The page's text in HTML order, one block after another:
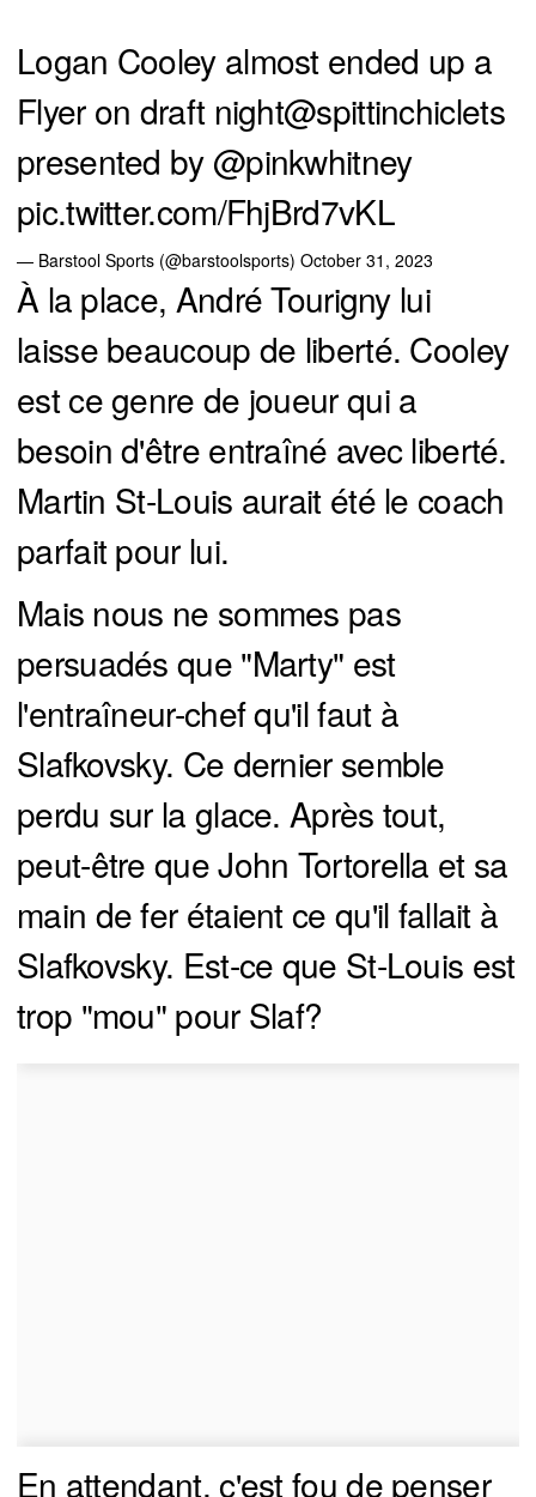
Logan Cooley almost ended up a
Flyer on draft night@spittinchiclets
presented by @pinkwhitney
pic.twitter.com/FhjBrd7vKL
— Barstool Sports (@barstoolsports) October 31, 2023
À la place, André Tourigny lui
laisse beaucoup de liberté. Cooley
est ce genre de joueur qui a
besoin d'être entraîné avec liberté.
Martin St-Louis aurait été le coach
parfait pour lui.
Mais nous ne sommes pas
persuadés que "Marty" est
l'entraîneur-chef qu'il faut à
Slafkovsky. Ce dernier semble
perdu sur la glace. Après tout,
peut-être que John Tortorella et sa
main de fer étaient ce qu'il fallait à
Slafkovsky. Est-ce que St-Louis est
trop "mou" pour Slaf?
En attendant, c'est fou de penser